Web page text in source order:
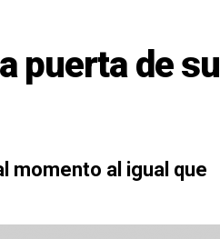
puerta de su
momento al igual que